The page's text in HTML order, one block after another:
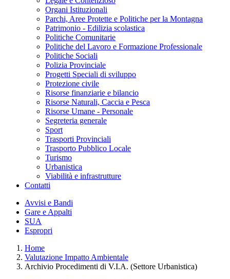
Organi Istituzionali
Parchi, Aree Protette e Politiche per la Montagna
Patrimonio - Edilizia scolastica
Politiche Comunitarie
Politiche del Lavoro e Formazione Professionale
Politiche Sociali
Polizia Provinciale
Progetti Speciali di sviluppo
Protezione civile
Risorse finanziarie e bilancio
Risorse Naturali, Caccia e Pesca
Risorse Umane - Personale
Segreteria generale
Sport
Trasporti Provinciali
Trasporto Pubblico Locale
Turismo
Urbanistica
Viabilità e infrastrutture
Contatti
Avvisi e Bandi
Gare e Appalti
SUA
Espropri
Home
Valutazione Impatto Ambientale
Archivio Procedimenti di V.I.A. (Settore Urbanistica)